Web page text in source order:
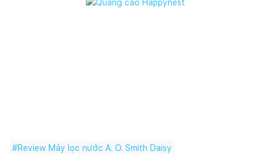
#Review Máy lọc nước A. O. Smith Daisy